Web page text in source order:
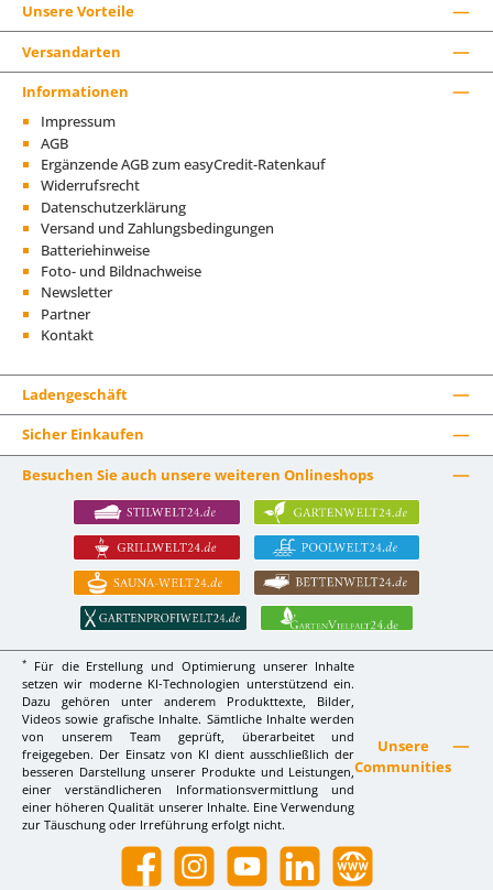
Unsere Vorteile
Versandarten
Informationen
Impressum
AGB
Ergänzende AGB zum easyCredit-Ratenkauf
Widerrufsrecht
Datenschutzerklärung
Versand und Zahlungsbedingungen
Batteriehinweise
Foto- und Bildnachweise
Newsletter
Partner
Kontakt
Ladengeschäft
Sicher Einkaufen
Besuchen Sie auch unsere weiteren Onlineshops
*
Für die Erstellung und Optimierung unserer Inhalte
setzen wir moderne KI-Technologien unterstützend ein.
Dazu gehören unter anderem Produkttexte, Bilder,
Videos sowie grafische Inhalte. Sämtliche Inhalte werden
von unserem Team geprüft, überarbeitet und
freigegeben. Der Einsatz von KI dient ausschließlich der
besseren Darstellung unserer Produkte und Leistungen,
einer verständlicheren Informationsvermittlung und
einer höheren Qualität unserer Inhalte. Eine Verwendung
zur Täuschung oder Irreführung erfolgt nicht.
Unsere
Communities
Facebook InstagramYouTube LinkedIn Website